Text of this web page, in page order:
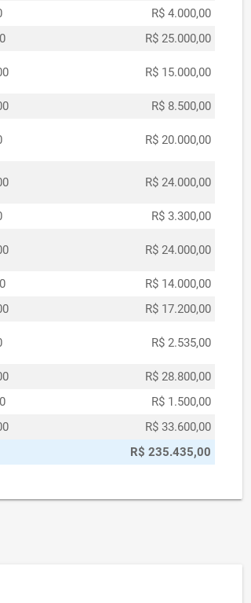
R$ 4.000,00
R$ 25.000,00
R$ 15.000,00
R$ 8.500,00
R$ 20.000,00
R$ 24.000,00
R$ 3.300,00
R$ 24.000,00
R$ 14.000,00
R$ 17.200,00
R$ 2.535,00
R$ 28.800,00
R$ 1.500,00
R$ 33.600,00
R$ 235.435,00